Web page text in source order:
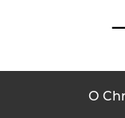
О